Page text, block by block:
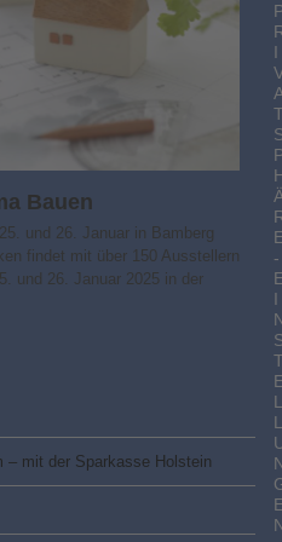
Bauen
und 26. Januar in Bamberg
findet mit über 150 Ausstellern
und 26. Januar 2025 in der
– mit der Sparkasse Holstein
I
-
I
L
L